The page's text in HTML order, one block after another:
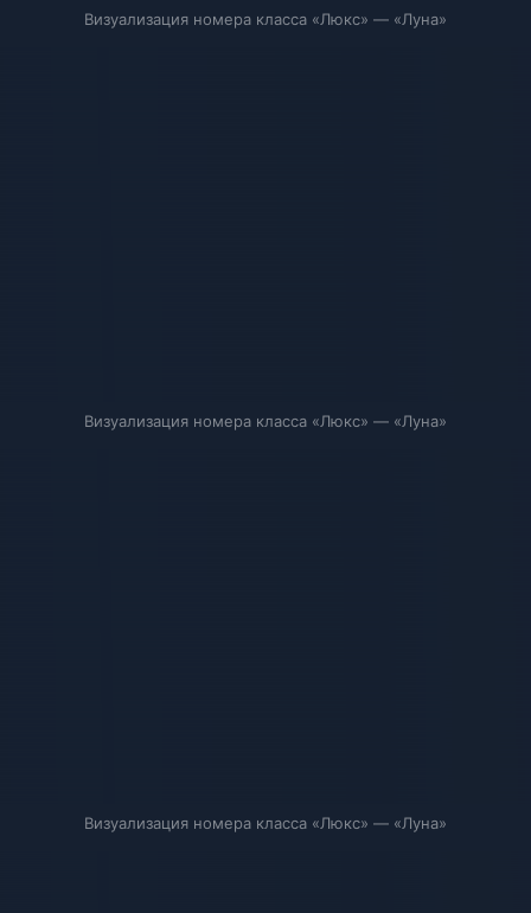
Визуализация номера класса «Люкс» — «Луна»
Визуализация номера класса «Люкс» — «Луна»
Визуализация номера класса «Люкс» — «Луна»